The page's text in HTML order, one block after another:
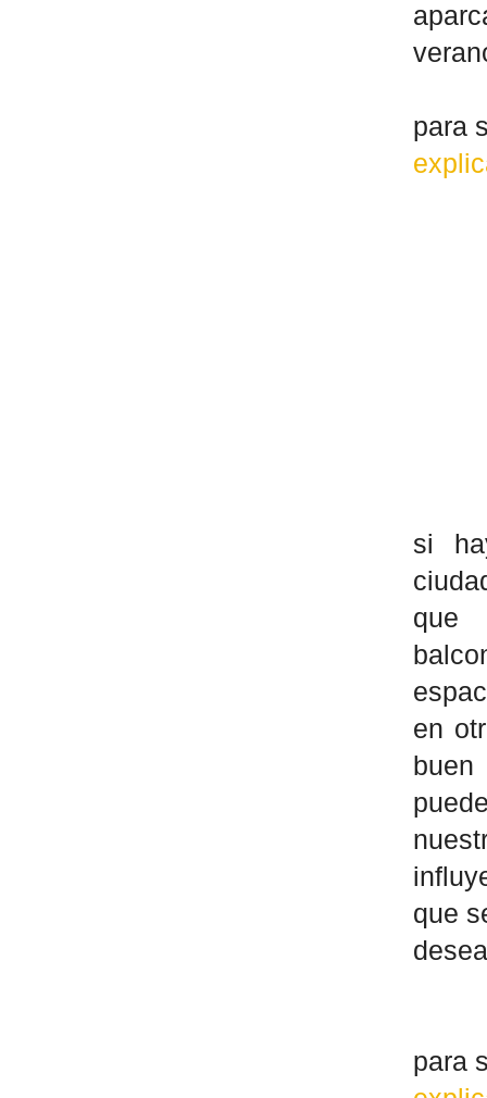
para
si
que
en
que
para